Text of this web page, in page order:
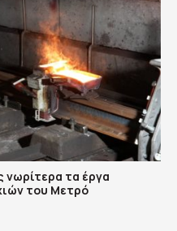
νωρίτερα τα έργα
του Mετρό